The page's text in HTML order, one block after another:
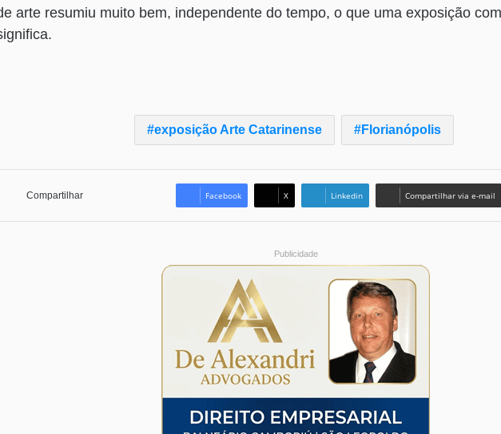
arte resumiu muito bem, independente do tempo, o que uma exposição
exposição Arte Catarinense Florianópolis
Compartilhar Facebook X Linkedin Compartilhar via e-mail
Publicidade